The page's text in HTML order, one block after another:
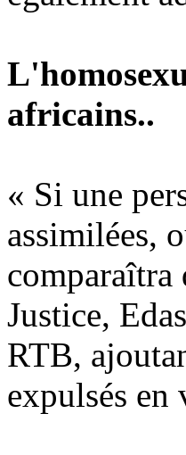
africains..
« Si une
assimilées,
comparaîtra
Justice,
RTB,
expulsés en